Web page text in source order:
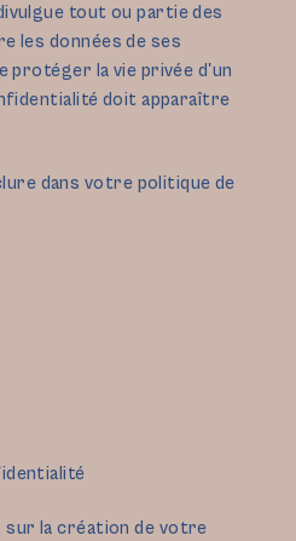
tout ou partie des
les données de ses
protéger la vie privée d'un
doit apparaître
dans votre politique de
la création de votre